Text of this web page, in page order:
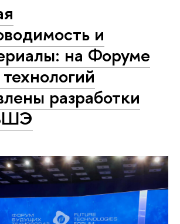
и
на Форуме
разработки